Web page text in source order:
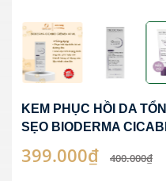
KEM PHỤC HỒI DA
SẸO BIODERMA
399.000₫ 400.000₫